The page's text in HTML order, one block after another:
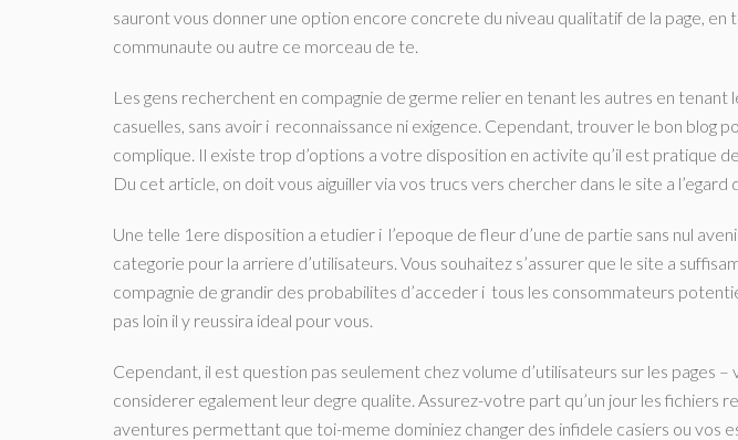
sauront vous donner une option encore concrete du niveau qualitatif de la page, en
communaute ou autre ce morceau de te.
Les gens recherchent en compagnie de germe relier en tenant les autres en tenant
casuelles, sans avoir i reconnaissance ni exigence. Cependant, trouver le bon blog
complique. Il existe trop d’options a votre disposition en activite qu’il est pratique
Du cet article, on doit vous aiguiller via vos trucs vers chercher dans le site a l’egard
Une telle 1ere disposition a etudier i l’epoque de fleur d’une de partie sans nul
categorie pour la arriere d’utilisateurs. Vous souhaitez s’assurer que le site a
compagnie de grandir des probabilites d’acceder i tous les consommateurs
pas loin il y reussira ideal pour vous.
Cependant, il est question pas seulement chez volume d’utilisateurs sur les pages
considerer egalement leur degre qualite. Assurez-votre part qu’un jour les fichiers
aventures permettant que toi-meme dominiez changer des infidele casiers ou vos